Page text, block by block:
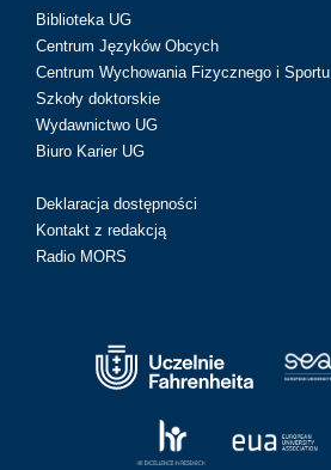
Biblioteka UG
Centrum Języków Obcych
Centrum Wychowania Fizycznego i Sportu
Szkoły doktorskie
Wydawnictwo UG
Biuro Karier UG
Deklaracja dostępności
Kontakt z redakcją
Radio MORS